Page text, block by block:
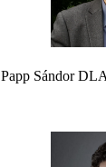
Papp Sándor